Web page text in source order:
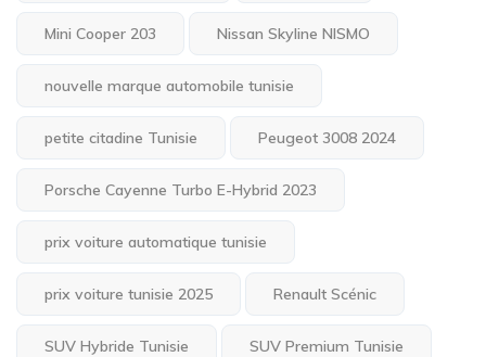
Mini Cooper 203 Nissan Skyline NISMO
nouvelle marque automobile tunisie
petite citadine Tunisie Peugeot 3008 2024
Porsche Cayenne Turbo E-Hybrid 2023
prix voiture automatique tunisie
prix voiture tunisie 2025 Renault Scénic
SUV Hybride Tunisie SUV Premium Tunisie